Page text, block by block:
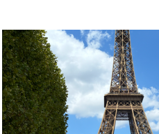
タイ
カンボジア
ベトナム
ラオス